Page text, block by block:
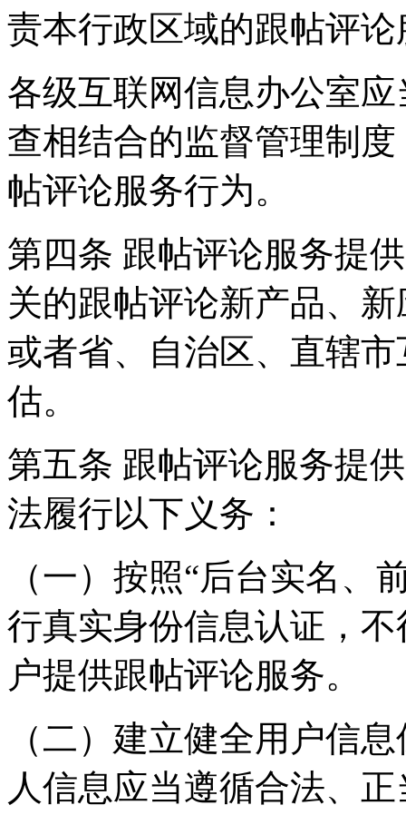
责本行政区域的跟帖评
各级互联网信息办公室
查相结合的监督管理制
帖评论服务行为。
第四条 跟帖评论服务提
关的跟帖评论新产品、
或者省、自治区、直辖
估。
第五条 跟帖评论服务提
法履行以下义务：
（一）按照“后台实名、
行真实身份信息认证，
户提供跟帖评论服务。
（二）建立健全用户信
人信息应当遵循合法、